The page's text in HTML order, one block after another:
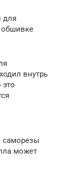
для
внутрь
саморезы
может